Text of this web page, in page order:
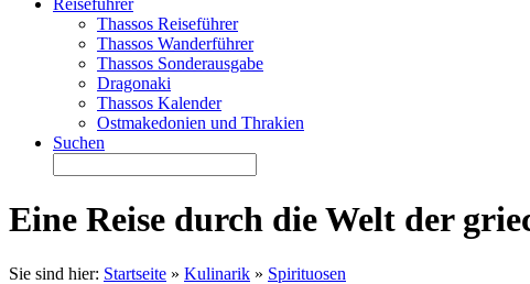
Reiseführer
Thassos Reiseführer
Thassos Wanderführer
Thassos Sonderausgabe
Dragonaki
Thassos Kalender
Ostmakedonien und Thrakien
Suchen
Eine Reise durch die Welt der
Sie sind hier: Startseite » Kulinarik » Spirituosen